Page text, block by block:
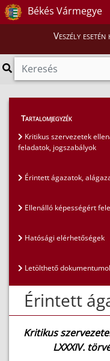
Békés Vármegye
Veszély
Hatósági ügyek
Kritikus
Érintett ágazatok,
Tartalomjegyzék
Kritikus szervezetek
feladatok, jogszabályok
Érintett ágazatok,
Ellenálló képességért
Hatósági elérhetőségek
Letölthető
Érintett
Kritikus
LXXXIV.